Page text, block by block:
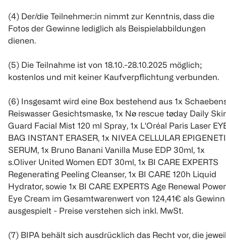
(4) Der/die Teilnehmer:in nimmt zur Kenntnis, dass die
Fotos der Gewinne lediglich als Beispielabbildungen
dienen.
(5) Die Teilnahme ist von 18.10.-28.10.2025 möglich;
kostenlos und mit keiner Kaufverpflichtung verbunden.
(6) Insgesamt wird eine Box bestehend aus 1x
Reiswasser Gesichtsmaske, 1x Nø rescue tøday Daily
Guard Facial Mist 120 ml Spray, 1x L'Oréal Paris Laser
BAG INSTANT ERASER, 1x NIVEA CELLULAR
SERUM, 1x Bruno Banani Vanilla Muse EDP 30ml, 1x
s.Oliver United Women EDT 30ml, 1x BI CARE EXPERTS
Regenerating Peeling Cleanser, 1x BI CARE 120h Liquid
Hydrator, sowie 1x BI CARE EXPERTS Age Renewal Power
Eye Cream im Gesamtwarenwert von 124,41€ als Gewinn
ausgespielt - Preise verstehen sich inkl. MwSt.
(7) BIPA behält sich ausdrücklich das Recht vor, die